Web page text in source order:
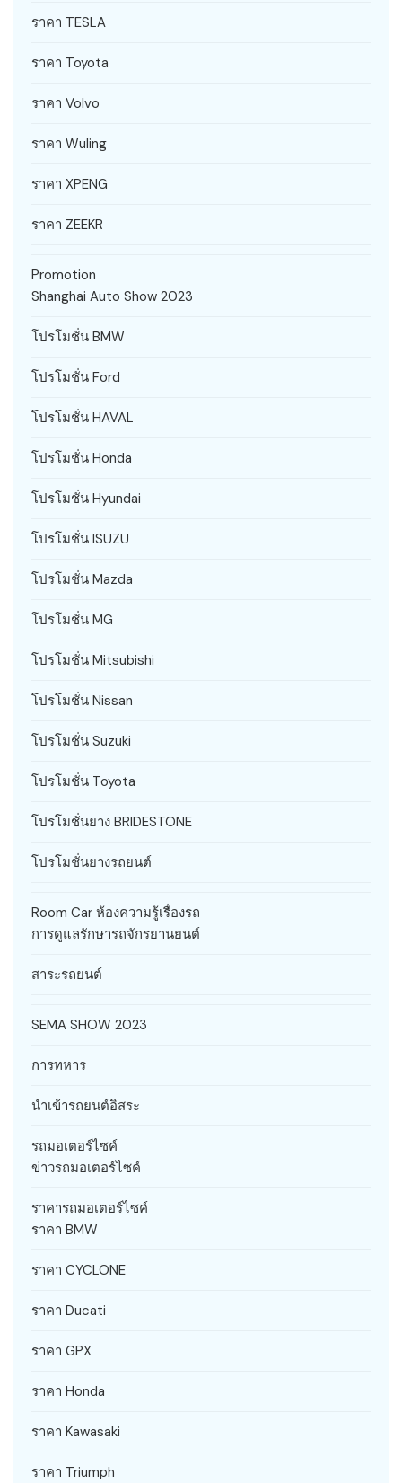
ราคา TESLA
ราคา Toyota
ราคา Volvo
ราคา Wuling
ราคา XPENG
ราคา ZEEKR
Promotion
Shanghai Auto Show 2023
โปรโมชั่น BMW
โปรโมชั่น Ford
โปรโมชั่น HAVAL
โปรโมชั่น Honda
โปรโมชั่น Hyundai
โปรโมชั่น ISUZU
โปรโมชั่น Mazda
โปรโมชั่น MG
โปรโมชั่น Mitsubishi
โปรโมชั่น Nissan
โปรโมชั่น Suzuki
โปรโมชั่น Toyota
โปรโมชั่นยาง BRIDESTONE
โปรโมชั่นยางรถยนต์
Room Car ห้องความรู้เรื่องรถ
การดูแลรักษารถจักรยานยนต์
สาระรถยนต์
SEMA SHOW 2023
การทหาร
นำเข้ารถยนต์อิสระ
รถมอเตอร์ไซค์
ข่าวรถมอเตอร์ไซค์
ราคารถมอเตอร์ไซค์
ราคา BMW
ราคา CYCLONE
ราคา Ducati
ราคา GPX
ราคา Honda
ราคา Kawasaki
ราคา Triumph